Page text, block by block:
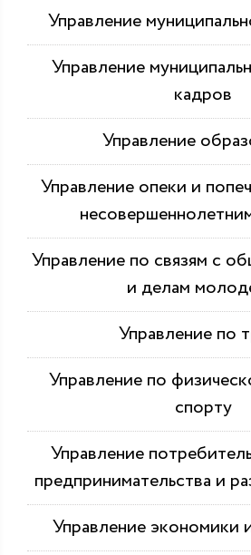
Управление
Управление
кадров
Управление
Управление опеки и
Управление по связям с
и делам
Управление по
Управление по
спорту
Управление
предпринимательства и
Управление экономики